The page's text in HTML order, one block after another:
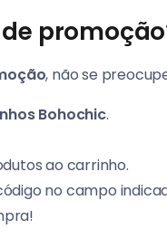
, não se
Bohochic.
ao carrinho.
no campo